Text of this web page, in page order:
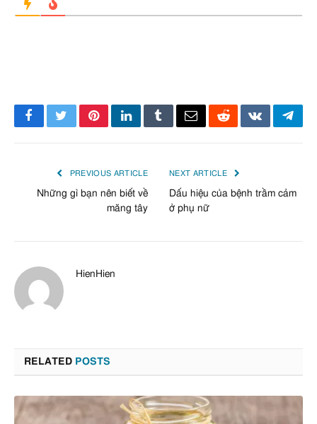
Facebook
TwitterPinterestLinkedInTumblrEmailRedditVKontakte
PREVIOUS ARTICLE
Những gì bạn nên biết về
măng tây
NEXT ARTICLE
Dấu hiệu của bệnh trầm cảm
ở phụ nữ
HienHien
RELATED POSTS